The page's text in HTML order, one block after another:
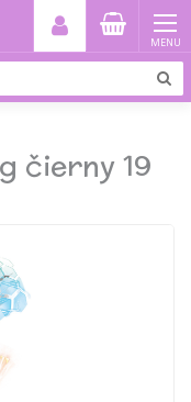
MENU
čierny 19